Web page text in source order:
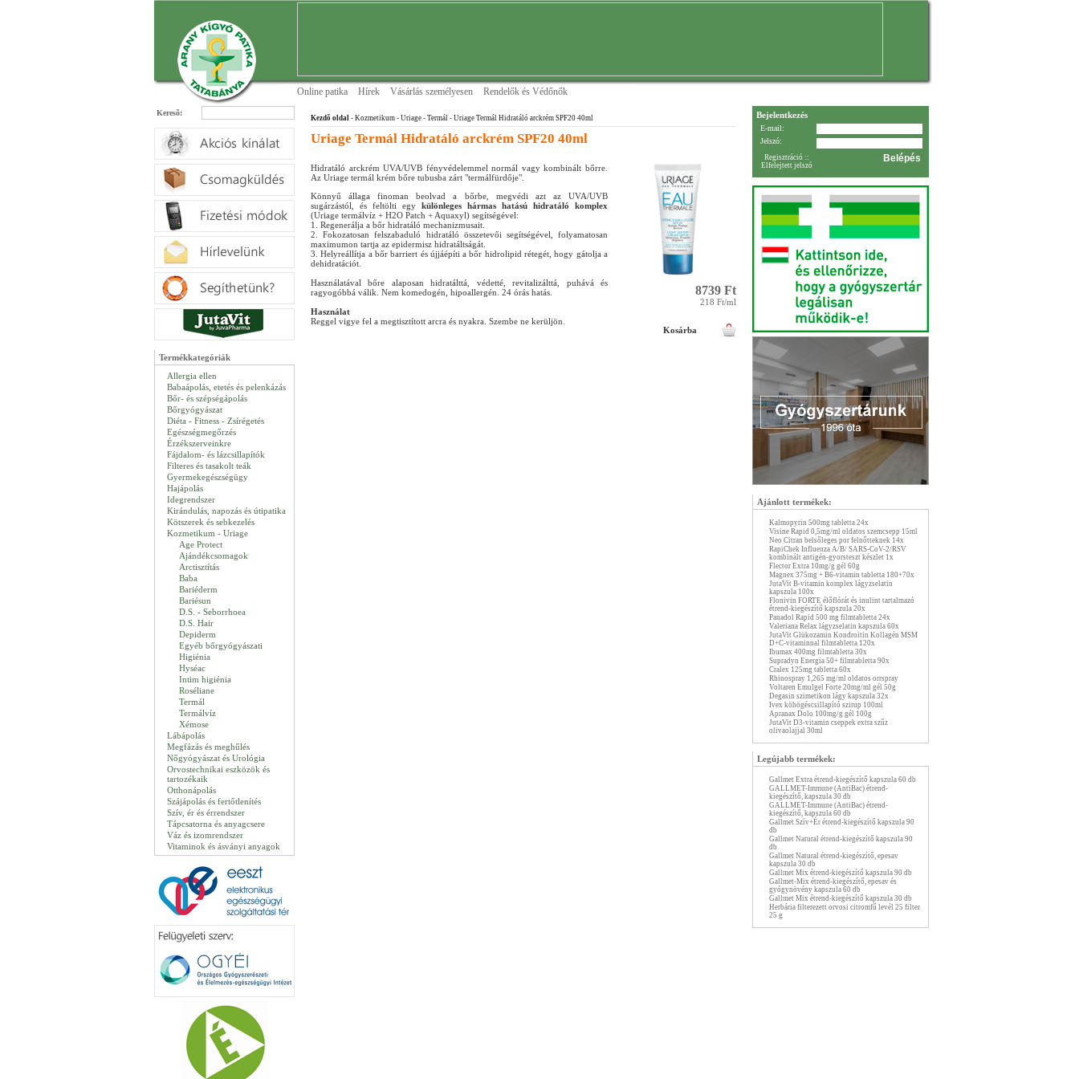
Online patika Hírek Vásárlás személyesen Rendelők és Védőnők
Keresõ:
Termékkategóriák
Allergia ellen
Babaápolás, etetés és pelenkázás
Bőr- és szépségápolás
Bőrgyógyászat
Diéta - Fitness - Zsírégetés
Egészségmegőrzés
Érzékszerveinkre
Fájdalom- és lázcsillapítók
Filteres és tasakolt teák
Gyermekegészségügy
Hajápolás
Idegrendszer
Kirándulás, napozás és útipatika
Kötszerek és sebkezelés
Kozmetikum - Uriage
Age Protect
Ajándékcsomagok
Arctisztítás
Baba
Bariéderm
Bariésun
D.S. - Seborrhoea
D.S. Hair
Depiderm
Egyéb bőrgyógyászati
Higiénia
Hyséac
Intim higiénia
Roséliane
Termál
Termálvíz
Xémose
Lábápolás
Megfázás és meghűlés
Nőgyógyászat és Urológia
Orvostechnikai eszközök és
tartozékaik
Otthonápolás
Szájápolás és fertőtlenítés
Szív, ér és érrendszer
Tápcsatorna és anyagcsere
Váz és izomrendszer
Vitaminok és ásványi anyagok
Kezdõ oldal - Kozmetikum - Uriage - Termál - Uriage Termál Hidratáló arckrém SPF20 40ml
Uriage Termál Hidratáló arckrém SPF20 40ml
8739 Ft
218 Ft/ml
Kosárba
Hidratáló arckrém UVA/UVB fényvédelemmel normál vagy kombinált bőrre.
Az Uriage termál krém bőre tubusba zárt "termálfürdője".
Könnyű állaga finoman beolvad a bőrbe, megvédi azt az UVA/UVB
sugárzástól, és feltölti egy különleges hármas hatású hidratáló komplex
(Uriage termálvíz + H2O Patch + Aquaxyl) segítségével:
1. Regenerálja a bőr hidratáló mechanizmusait.
2. Fokozatosan felszabaduló hidratáló összetevői segítségével, folyamatosan
maximumon tartja az epidermisz hidratáltságát.
3. Helyreállítja a bőr barriert és újjáépíti a bőr hidrolipid rétegét, hogy gátolja a
dehidratációt.
Használatával bőre alaposan hidratálttá, védetté, revitalizálttá, puhává és
ragyogóbbá válik. Nem komedogén, hipoallergén. 24 órás hatás.
Használat
Reggel vigye fel a megtisztított arcra és nyakra. Szembe ne kerüljön.
Bejelentkezés
E-mail:
Jelszó:
Regisztráció ::
Elfelejtett jelszó
Ajánlott termékek:
Kalmopyrin 500mg tabletta 24x
Visine Rapid 0,5mg/ml oldatos szemcsepp 15ml
Neo Citran belsőleges por felnőtteknek 14x
RapiChek Influenza A/B/ SARS-CoV-2/RSV
kombinált antigén-gyorsteszt készlet 1x
Flector Extra 10mg/g gél 60g
Magnex 375mg + B6-vitamin tabletta 180+70x
JutaVit B-vitamin komplex lágyzselatin
kapszula 100x
Flonivin FORTE élőflórát és inulint tartalmazó
étrend-kiegészítő kapszula 20x
Panadol Rapid 500 mg filmtabletta 24x
Valeriana Relax lágyzselatin kapszula 60x
JutaVit Glükozamin Kondroitin Kollagén MSM
D+C-vitaminnal filmtabletta 120x
Ibumax 400mg filmtabletta 30x
Supradyn Energia 50+ filmtabletta 90x
Cralex 125mg tabletta 60x
Rhinospray 1,265 mg/ml oldatos orrspray
Voltaren Emulgel Forte 20mg/ml gél 50g
Degasin szimetikon lágy kapszula 32x
Ivex köhögéscsillapító szirup 100ml
Apranax Dolo 100mg/g gél 100g
JutaVit D3-vitamin cseppek extra szűz
olivaolajjal 30ml
Legújabb termékek:
Gallmet Extra étrend-kiegészítő kapszula 60 db
GALLMET-Immune (AntiBac) étrend-
kiegészítő, kapszula 30 db
GALLMET-Immune (AntiBac) étrend-
kiegészítő, kapszula 60 db
Gallmet Szív+Ér étrend-kiegészítő kapszula 90
db
Gallmet Natural étrend-kiegészítő kapszula 90
db
Gallmet Natural étrend-kiegészítő, epesav
kapszula 30 db
Gallmet Mix étrend-kiegészítő kapszula 90 db
Gallmet-Mix étrend-kiegészítő, epesav és
gyógynövény kapszula 60 db
Gallmet Mix étrend-kiegészítő kapszula 30 db
Herbária filterezett orvosi citromfű levél 25 filter
25 g